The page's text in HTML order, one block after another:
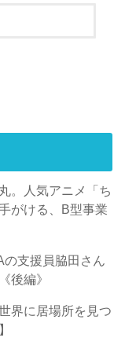
。人気アニメ「ち
がける、B型事業
支援員脇田さん
後編》
界に居場所を見つ